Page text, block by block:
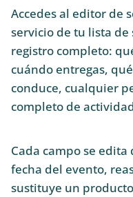
Accedes al editor de
servicio de tu lista de
registro completo:
cuándo entregas,
conduce, cualquier
completo de
Cada campo se
fecha del evento,
sustituye un